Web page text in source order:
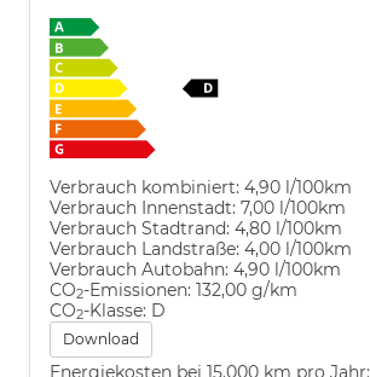
Verbrauch kombiniert: 4,90 l/100km
Verbrauch Innenstadt: 7,00 l/100km
Verbrauch Stadtrand: 4,80 l/100km
Verbrauch Landstraße: 4,00 l/100km
Verbrauch Autobahn: 4,90 l/100km
CO2-Emissionen: 132,00 g/km
CO2-Klasse: D
Download
Energiekosten bei 15.000 km pro Jahr: